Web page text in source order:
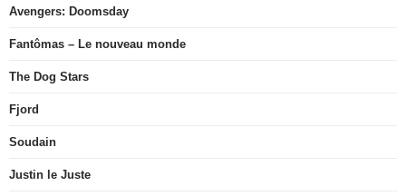
Avengers: Doomsday
Fantômas – Le nouveau monde
The Dog Stars
Fjord
Soudain
Justin le Juste